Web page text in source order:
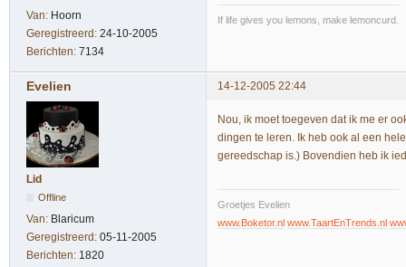
Van: Hoorn
Geregistreerd: 24-10-2005
Berichten: 7134
If life gives you lemons, make lemoncurd.
Evelien 14-12-2005 22:44
Lid
Offline
Van: Blaricum
Geregistreerd: 05-11-2005
Berichten: 1820
Nou, ik moet toegeven dat ik me er
dingen te leren. Ik heb ook al een
gereedschap is.) Bovendien heb ik
Groetjes Evelien
www.Boketor.nl www.TaartEnTrends.nl